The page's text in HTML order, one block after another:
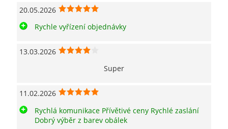
20.05.2026
Rychle vyřízení objednávky
13.03.2026
Super
11.02.2026
Rychlá komunikace Přívětivé ceny Rychlé zaslání
Dobrý výběr z barev obálek